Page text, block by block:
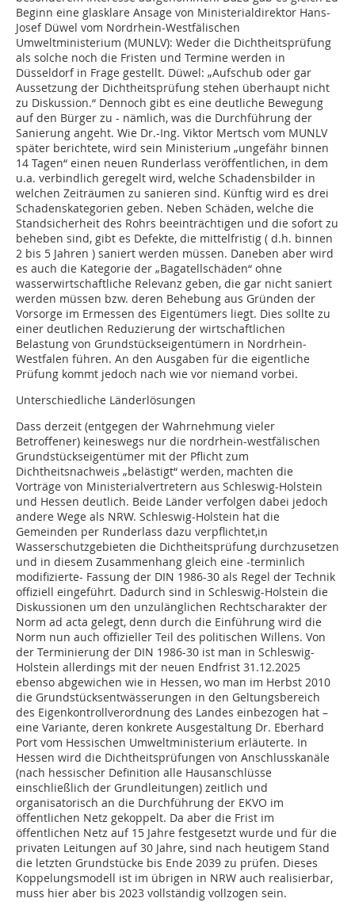
Beginn eine glasklare Ansage von Ministerialdirektor Hans-
Josef Düwel vom Nordrhein-Westfälischen
Umweltministerium (MUNLV): Weder die Dichtheitsprüfung
als solche noch die Fristen und Termine werden in
Düsseldorf in Frage gestellt. Düwel: „Aufschub oder gar
Aussetzung der Dichtheitsprüfung stehen überhaupt nicht
zu Diskussion.“ Dennoch gibt es eine deutliche Bewegung
auf den Bürger zu - nämlich, was die Durchführung der
Sanierung angeht. Wie Dr.-Ing. Viktor Mertsch vom MUNLV
später berichtete, wird sein Ministerium „ungefähr binnen
14 Tagen“ einen neuen Runderlass veröffentlichen, in dem
u.a. verbindlich geregelt wird, welche Schadensbilder in
welchen Zeiträumen zu sanieren sind. Künftig wird es drei
Schadenskategorien geben. Neben Schäden, welche die
Standsicherheit des Rohrs beeinträchtigen und die sofort zu
beheben sind, gibt es Defekte, die mittelfristig ( d.h. binnen
2 bis 5 Jahren ) saniert werden müssen. Daneben aber wird
es auch die Kategorie der „Bagatellschäden“ ohne
wasserwirtschaftliche Relevanz geben, die gar nicht saniert
werden müssen bzw. deren Behebung aus Gründen der
Vorsorge im Ermessen des Eigentümers liegt. Dies sollte zu
einer deutlichen Reduzierung der wirtschaftlichen
Belastung von Grundstückseigentümern in Nordrhein-
Westfalen führen. An den Ausgaben für die eigentliche
Prüfung kommt jedoch nach wie vor niemand vorbei.
Unterschiedliche Länderlösungen
Dass derzeit (entgegen der Wahrnehmung vieler
Betroffener) keineswegs nur die nordrhein-westfälischen
Grundstückseigentümer mit der Pflicht zum
Dichtheitsnachweis „belästigt“ werden, machten die
Vorträge von Ministerialvertretern aus Schleswig-Holstein
und Hessen deutlich. Beide Länder verfolgen dabei jedoch
andere Wege als NRW. Schleswig-Holstein hat die
Gemeinden per Runderlass dazu verpflichtet,in
Wasserschutzgebieten die Dichtheitsprüfung durchzusetzen
und in diesem Zusammenhang gleich eine -terminlich
modifizierte- Fassung der DIN 1986-30 als Regel der Technik
offiziell eingeführt. Dadurch sind in Schleswig-Holstein die
Diskussionen um den unzulänglichen Rechtscharakter der
Norm ad acta gelegt, denn durch die Einführung wird die
Norm nun auch offizieller Teil des politischen Willens. Von
der Terminierung der DIN 1986-30 ist man in Schleswig-
Holstein allerdings mit der neuen Endfrist 31.12.2025
ebenso abgewichen wie in Hessen, wo man im Herbst 2010
die Grundstücksentwässerungen in den Geltungsbereich
des Eigenkontrollverordnung des Landes einbezogen hat –
eine Variante, deren konkrete Ausgestaltung Dr. Eberhard
Port vom Hessischen Umweltministerium erläuterte. In
Hessen wird die Dichtheitsprüfungen von Anschlusskanäle
(nach hessischer Definition alle Hausanschlüsse
einschließlich der Grundleitungen) zeitlich und
organisatorisch an die Durchführung der EKVO im
öffentlichen Netz gekoppelt. Da aber die Frist im
öffentlichen Netz auf 15 Jahre festgesetzt wurde und für die
privaten Leitungen auf 30 Jahre, sind nach heutigem Stand
die letzten Grundstücke bis Ende 2039 zu prüfen. Dieses
Koppelungsmodell ist im übrigen in NRW auch realisierbar,
muss hier aber bis 2023 vollständig vollzogen sein.